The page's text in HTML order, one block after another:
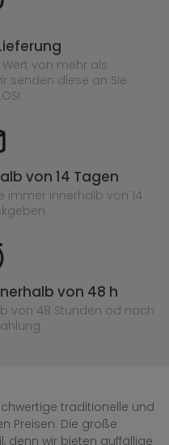
von mehr als
senden diese an Sie
von 14 Tagen
immer innerhalb von 14
von 48 h
von 48 Stunden od nach
traditionelle und
Preisen. Die große
denn wir bieten auffällige